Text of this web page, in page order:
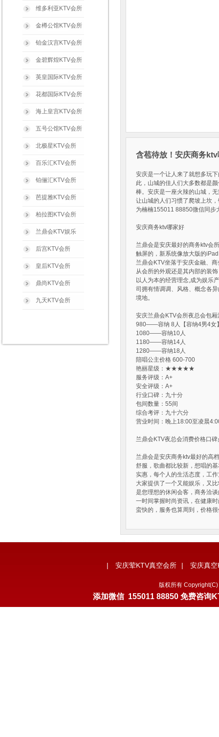
含苞待放！安庆商务
安庆是一个让人来了就想多玩
此，山城的佳人们大多数都是
棒。安庆是一座火辣的山城，
让山城的人们习惯了爬坡上坎
为楠楠155011 88850微信同步
安庆商务ktv哪家好
兰鼎会是安庆最好的商务ktv会
触屏的，新系统像放大版的
兰鼎会KTV坐落于安庆金融、
从会所的外观还是其内部的装
以人为本的经营理念,成为娱乐
司拥有情调调、风格、概念各
境地。
安庆兰鼎会KTV会所夜总会包
980——容纳 8人【容纳4男4女
1080——容纳10人
1180——容纳14人
1280——容纳18人
陪唱公主价格 600-700
艳丽星级：★★★★★
服务评级：A+
安全评级：A+
行业口碑：九十分
包间数量：55间
综合考评：九十六分
营业时间：晚上18:00至凌晨
兰鼎会KTV夜总会消费价格口碑
兰鼎会是安庆商务ktv最好的高
舒服，歌曲都比较新，想唱的
实惠，每个人的生活态度，工
大家提供了一个又能娱乐，又
是您理想的休闲会客，商务洽
一时间掌握时尚资讯，在健康
蛮快的，服务也算周到，价格
维多利亚KTV会所
金樽公馆KTV会所
铂金汉宫KTV会所
金碧辉煌KTV会所
英皇国际KTV会所
花都国际KTV会所
海上皇宫KTV会所
五号公馆KTV会所
北极星KTV会所
百乐汇KTV会所
铂俪汇KTV会所
芭提雅KTV会所
柏拉图KTV会所
兰鼎会KTV娱乐
后宫KTV会所
皇后KTV会所
鼎尚KTV会所
九天KTV会所
| 安庆荤KTV真空会所 | 安庆真
版权所有
添加微信 155011 88850免费咨询